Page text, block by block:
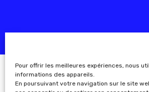
Pour offrir les meilleures expériences, nous
informations des appareils.
En poursuivant votre navigation sur le site